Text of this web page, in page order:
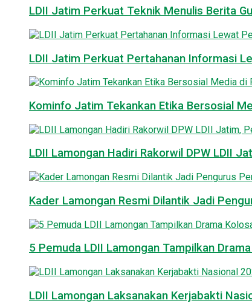
LDII Jatim Perkuat Teknik Menulis Berita
LDII Jatim Perkuat Pertahanan Informasi
Kominfo Jatim Tekankan Etika Bersosial
LDII Lamongan Hadiri Rakorwil DPW LDII
Kader Lamongan Resmi Dilantik Jadi
5 Pemuda LDII Lamongan Tampilkan
LDII Lamongan Laksanakan Kerjabakti